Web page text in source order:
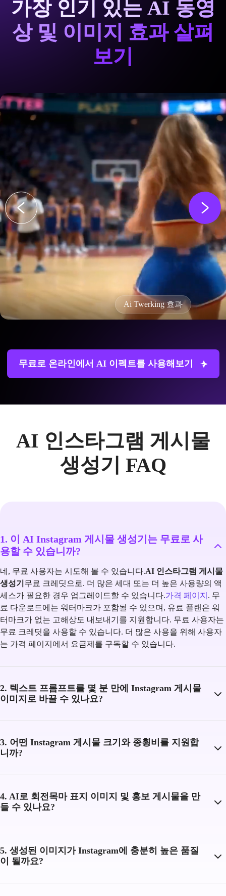
가장 인기 있는 AI 동영
상 및 이미지 효과 살펴
보기
Ai Twerking 효과
무료로 온라인에서 AI 이펙트를 사용해보기
AI 인스타그램 게시물
생성기 FAQ
1. 이 AI Instagram 게시물 생성기는 무료로 사
용할 수 있습니까?
네, 무료 사용자는 시도해 볼 수 있습니다.AI 인스타그램 게시물
생성기 무료 크레딧으로. 더 많은 세대 또는 더 높은 사용량의 액
세스가 필요한 경우 업그레이드할 수 있습니다.가격 페이지 . 무
료 다운로드에는 워터마크가 포함될 수 있으며, 유료 플랜은 워
터마크가 없는 고해상도 내보내기를 지원합니다. 무료 사용자는
무료 크레딧을 사용할 수 있습니다. 더 많은 사용을 위해 사용자
는 가격 페이지에서 요금제를 구독할 수 있습니다.
2. 텍스트 프롬프트를 몇 분 만에 Instagram 게시물
이미지로 바꿀 수 있나요?
3. 어떤 Instagram 게시물 크기와 종횡비를 지원합
니까?
4. AI로 회전목마 표지 이미지 및 홍보 게시물을 만
들 수 있나요?
5. 생성된 이미지가 Instagram에 충분히 높은 품질
이 될까요?